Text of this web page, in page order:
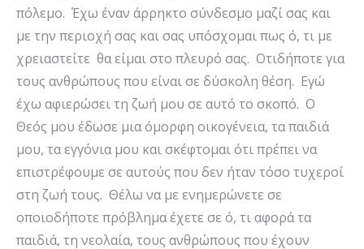
πόλεμο. Έχω έναν άρρηκτο σύνδεσμο μαζί σας και
με την περιοχή σας και σας υπόσχομαι πως ό, τι με
χρειαστείτε θα είμαι στο πλευρό σας. Οτιδήποτε για
τους ανθρώπους που είναι σε δύσκολη θέση. Εγώ
έχω αφιερώσει τη ζωή μου σε αυτό το σκοπό. Ο
Θεός μου έδωσε μια όμορφη οικογένεια, τα παιδιά
μου, τα εγγόνια μου και σκέφτομαι ότι πρέπει να
επιστρέφουμε σε αυτούς που δεν ήταν τόσο τυχεροί
στη ζωή τους. Θέλω να με ενημερώνετε σε
οποιοδήποτε πρόβλημα έχετε σε ό, τι αφορά τα
παιδιά, τη νεολαία, τους ανθρώπους που έχουν